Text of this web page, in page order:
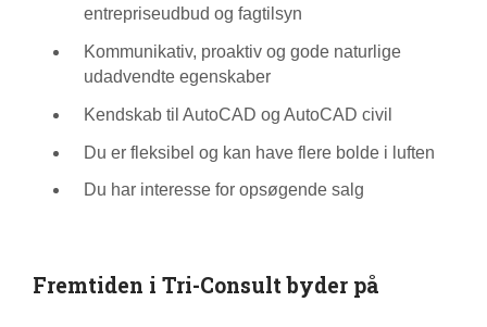
entrepriseudbud og fagtilsyn
Kommunikativ, proaktiv og gode naturlige
udadvendte egenskaber
Kendskab til AutoCAD og AutoCAD civil
Du er fleksibel og kan have flere bolde i luften
Du har interesse for opsøgende salg
Fremtiden i Tri-Consult byder på